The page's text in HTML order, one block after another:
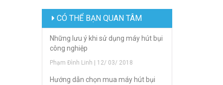
CÓ THỂ BẠN QUAN TÂM
Những lưu ý khi sử dụng máy hút bụi
công nghiệp
Phạm Đình Linh | 12/ 03/ 2018
Hướng dẫn chọn mua máy hút bụi